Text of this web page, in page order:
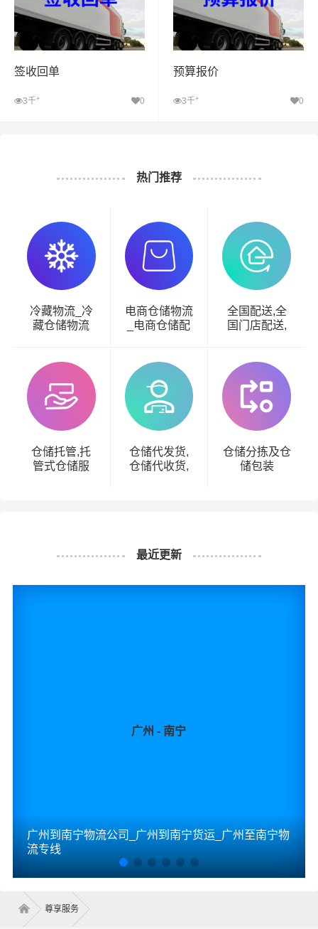
签收回单
3千+ 0
预算报价
3千+ 0
热门推荐
冷藏物流_冷
藏仓储物流
电商仓储物流
_电商仓储配
全国配送,全
国门店配送,
仓储托管,托
管式仓储服
仓储代发货,
仓储代收货,
仓储分拣及仓
储包装
最近更新
广州 - 南宁
广州到南宁物流公司_广州到南宁货运_广州至南宁物
流专线
尊享服务